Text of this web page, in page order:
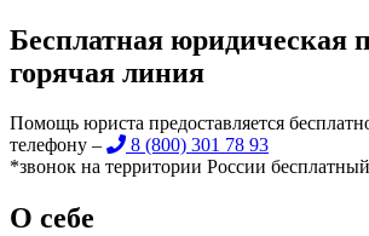
Бесплатная юридическая
горячая линия
Помощь юриста предоставляется
телефону –
8 (800) 301 78 93
*звонок на территории России бесплатный
О себе